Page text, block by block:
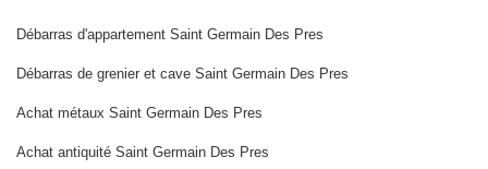
Débarras d'appartement Saint Germain Des Pres
Débarras de grenier et cave Saint Germain Des Pres
Achat métaux Saint Germain Des Pres
Achat antiquité Saint Germain Des Pres